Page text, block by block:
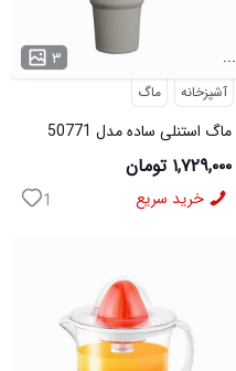
۳ ...
آشپزخانه ماگ
ماگ استنلی ساده مدل 50771
۱,۷۲۹,۰۰۰ تومان
خرید سریع 1